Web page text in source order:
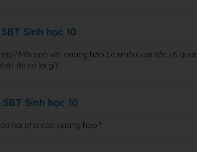
Sinh học 10
Mỗi sinh vật quang hợp có nhiều loại sắc tố
thì có lợi gì?
Sinh học 10
hai pha của quang hợp?